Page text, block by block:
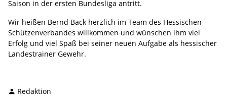
Saison in der ersten Bundesliga antritt.
Wir heißen Bernd Back herzlich im Team des Hessischen
Schützenverbandes willkommen und wünschen ihm viel
Erfolg und viel Spaß bei seiner neuen Aufgabe als hessischer
Landestrainer Gewehr.
Redaktion